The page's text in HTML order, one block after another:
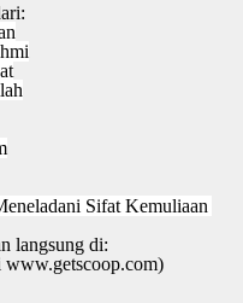
Sifat Kemuliaan
www.getscoop.com)